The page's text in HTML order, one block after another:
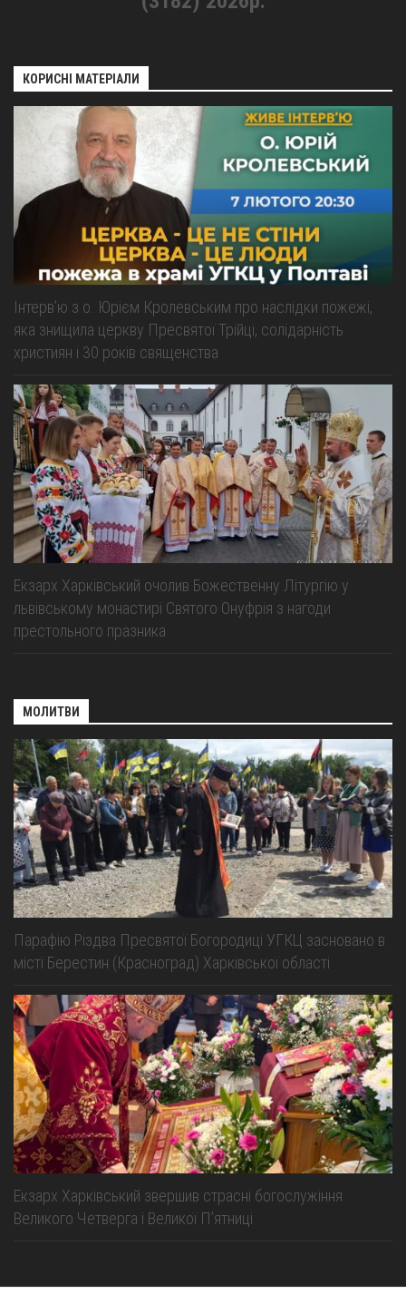
КОРИСНІ МАТЕРІАЛИ
Інтерв’ю з о. Юрієм Кролевським про наслідки пожежі,
яка знищила церкву Пресвятої Трійці, солідарність
християн і 30 років священства
Екзарх Харківський очолив Божественну Літургію у
львівському монастирі Святого Онуфрія з нагоди
престольного празника
МОЛИТВИ
Парафію Різдва Пресвятої Богородиці УГКЦ засновано в
місті Берестин (Красноград) Харківської області
Екзарх Харківський звершив страсні богослужіння
Великого Четверга і Великої Пʼятниці